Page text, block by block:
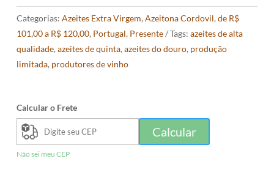
Noval
Centenário
500ml
quantidade
Categorias: Azeites Extra Virgem, Azeitona Cordovil, de R$
101,00 a R$ 120,00, Portugal, Presente Tags: azeites de alta
qualidade, azeites de quinta, azeites do douro, produção
limitada, produtores de vinho
Calcular o Frete
Calcular
Não sei meu CEP